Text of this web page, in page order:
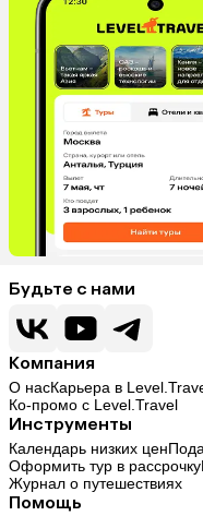
Будьте с нами
Компания
О насКарьера в
Ко-промо с Level.Travel
Инструменты
Календарь низких цен
Оформить тур в рассрочку
Журнал о путешествиях
Помощь